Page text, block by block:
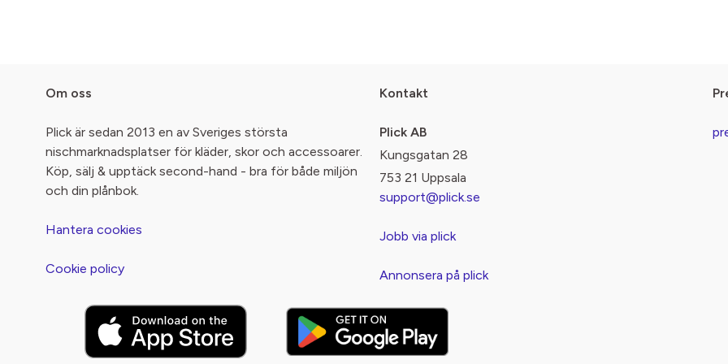
Om oss
Plick är sedan 2013 en av Sveriges största
nischmarknadsplatser för kläder, skor och accessoarer.
Köp, sälj & upptäck second-hand - bra för både miljön
och din plånbok.
Hantera cookies
Cookie policy
Kontakt
Plick AB
Kungsgatan 28
753 21 Uppsala
support@plick.se
Jobb via plick
Annonsera på plick